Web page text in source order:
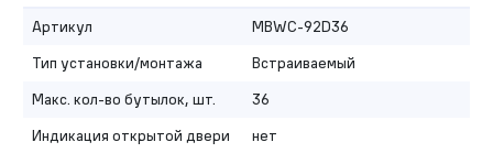
Артикул
MBWC-92D36
Тип установки/монтажа
Встраиваемый
Макс. кол-во бутылок, шт.
36
Индикация открытой двери
нет